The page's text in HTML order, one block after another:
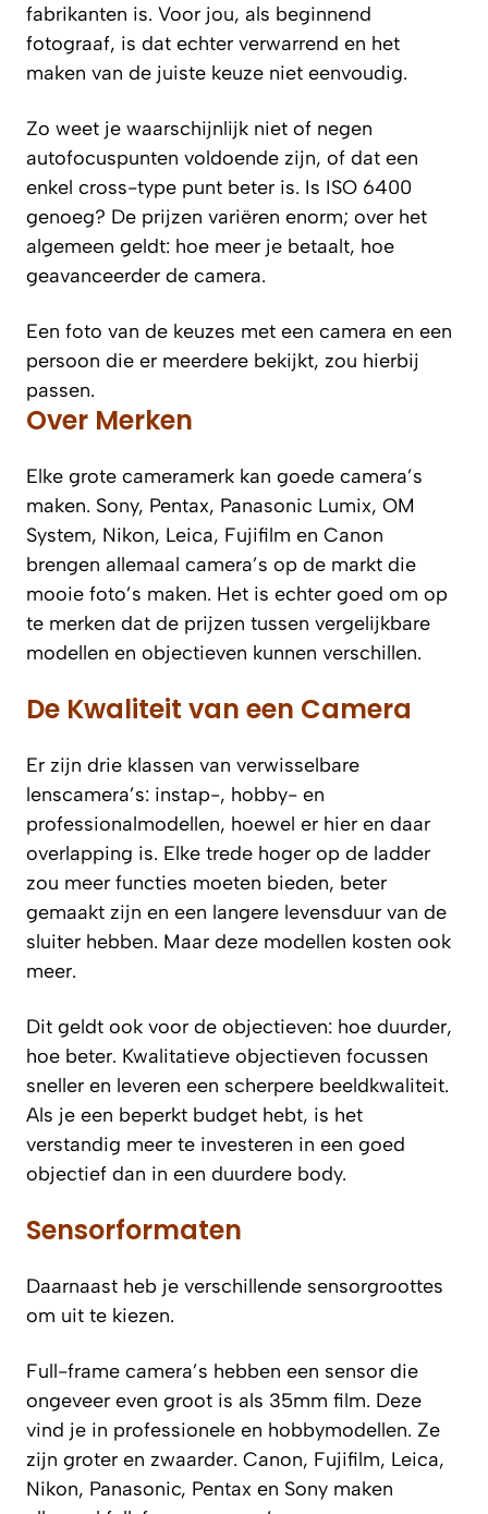
fabrikanten is. Voor jou, als beginnend
fotograaf, is dat echter verwarrend en het
maken van de juiste keuze niet eenvoudig.
Zo weet je waarschijnlijk niet of negen
autofocuspunten voldoende zijn, of dat een
enkel cross-type punt beter is. Is ISO 6400
genoeg? De prijzen variëren enorm; over het
algemeen geldt: hoe meer je betaalt, hoe
geavanceerder de camera.
Een foto van de keuzes met een camera en een
persoon die er meerdere bekijkt, zou hierbij
passen.
Over Merken
Elke grote cameramerk kan goede camera’s
maken. Sony, Pentax, Panasonic Lumix, OM
System, Nikon, Leica, Fujifilm en Canon
brengen allemaal camera’s op de markt die
mooie foto’s maken. Het is echter goed om op
te merken dat de prijzen tussen vergelijkbare
modellen en objectieven kunnen verschillen.
De Kwaliteit van een Camera
Er zijn drie klassen van verwisselbare
lenscamera’s: instap-, hobby- en
professionalmodellen, hoewel er hier en daar
overlapping is. Elke trede hoger op de ladder
zou meer functies moeten bieden, beter
gemaakt zijn en een langere levensduur van de
sluiter hebben. Maar deze modellen kosten ook
meer.
Dit geldt ook voor de objectieven: hoe duurder,
hoe beter. Kwalitatieve objectieven focussen
sneller en leveren een scherpere beeldkwaliteit.
Als je een beperkt budget hebt, is het
verstandig meer te investeren in een goed
objectief dan in een duurdere body.
Sensorformaten
Daarnaast heb je verschillende sensorgroottes
om uit te kiezen.
Full-frame camera’s hebben een sensor die
ongeveer even groot is als 35mm film. Deze
vind je in professionele en hobbymodellen. Ze
zijn groter en zwaarder. Canon, Fujifilm, Leica,
Nikon, Panasonic, Pentax en Sony maken